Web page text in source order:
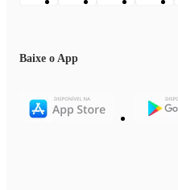
Baixe o App